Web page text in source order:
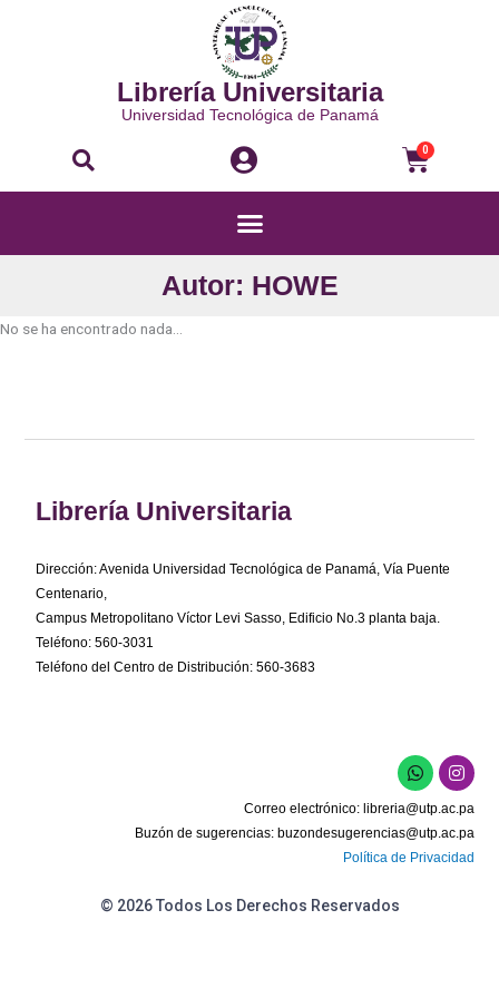
Librería Universitaria
Universidad Tecnológica de Panamá
Buscar 0
Menú
Autor: HOWE
No se ha encontrado nada...
Librería Universitaria
Dirección: Avenida Universidad Tecnológica de Panamá, Vía Puente
Centenario,
Campus Metropolitano Víctor Levi Sasso, Edificio No.3 planta baja.
Teléfono: 560-3031
Teléfono del Centro de Distribución: 560-3683
W
h
a
t
s
a
p
I
n
s
t
a
g
r
Correo electrónico: libreria@utp.ac.pa
Buzón de sugerencias: buzondesugerencias@utp.ac.pa
Política de Privacidad
© 2026 Todos Los Derechos Reservados